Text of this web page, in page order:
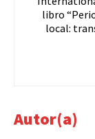
libro
local:
Autor(a)